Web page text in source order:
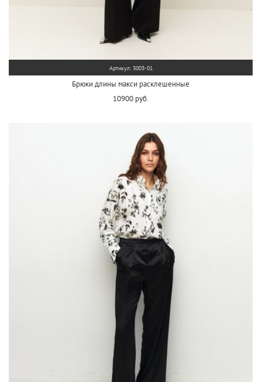
Артикул: 3003-01
Брюки длины макси расклешенные
10900 руб.